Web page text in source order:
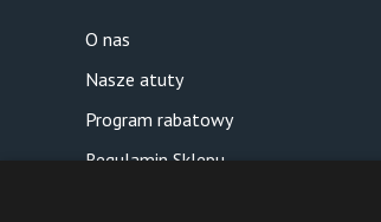
O nas
Nasze atuty
Program rabatowy
Regulamin Sklepu